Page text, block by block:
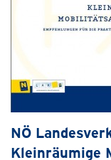
NÖ
Kleinräumige